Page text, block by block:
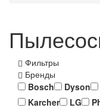
Фильтры
Бренды
Bosch
Dyson
Karcher
LG